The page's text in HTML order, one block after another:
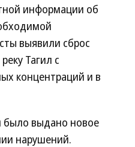
информации об
выявили сброс
Тагил с
концентраций и в
было выдано новое
нарушений.